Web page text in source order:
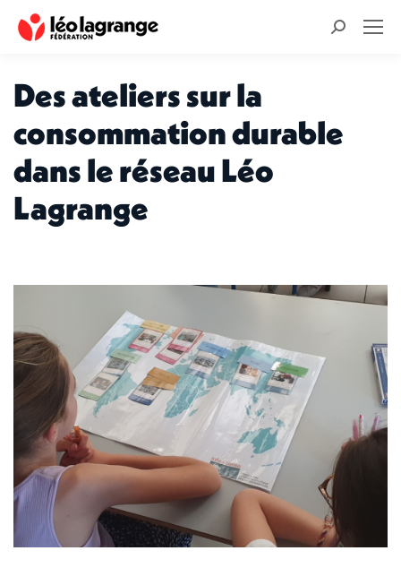
Recherche
Des ateliers sur la
consommation durable
dans le réseau Léo
Lagrange